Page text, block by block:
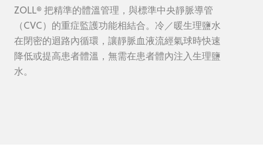
ZOLL® 把精準的體溫管理，與標準中央靜脈導管
（CVC）的重症監護功能相結合。冷／暖生理鹽水
在閉密的迴路內循環，讓靜脈血液流經氣球時快速
降低或提高患者體溫，無需在患者體內注入生理鹽
水。